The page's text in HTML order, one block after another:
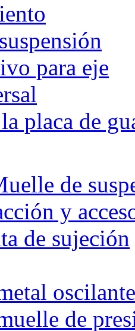
para eje
placa de
de
y
de sujeción
oscilante
de